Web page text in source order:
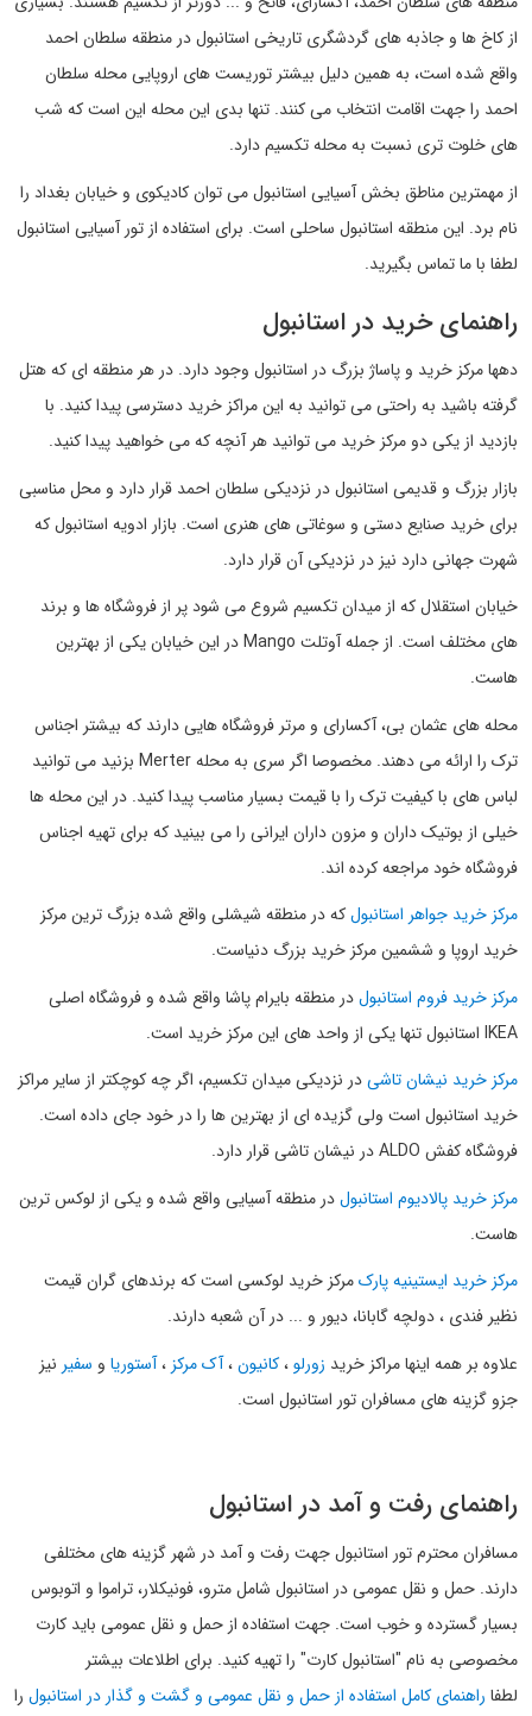
از کاخ ها و جاذبه های گردشگری تاریخی استانبول در منطقه سلطان احمد
واقع شده است، به همین دلیل بیشتر توریست های اروپایی محله سلطان
احمد را جهت اقامت انتخاب می کنند. تنها بدی این محله این است که شب
های خلوت تری نسبت به محله تکسیم دارد.
از مهمترین مناطق بخش آسیایی استانبول می توان کادیکوی و خیابان بغداد را
نام برد. این منطقه استانبول ساحلی است. برای استفاده از تور آسیایی استانبول
لطفا با ما تماس بگیرید.
راهنمای خرید در استانبول
دهها مرکز خرید و پاساژ بزرگ در استانبول وجود دارد. در هر منطقه ای که هتل
گرفته باشید به راحتی می توانید به این مراکز خرید دسترسی پیدا کنید. با
بازدید از یکی دو مرکز خرید می توانید هر آنچه که می خواهید پیدا کنید.
بازار بزرگ و قدیمی استانبول در نزدیکی سلطان احمد قرار دارد و محل مناسبی
برای خرید صنایع دستی و سوغاتی های هنری است. بازار ادویه استانبول که
شهرت جهانی دارد نیز در نزدیکی آن قرار دارد.
خیابان استقلال که از میدان تکسیم شروع می شود پر از فروشگاه ها و برند
های مختلف است. از جمله آوتلت Mango در این خیابان یکی از بهترین
هاست.
محله های عثمان بی، آکسارای و مرتر فروشگاه هایی دارند که بیشتر اجناس
ترک را ارائه می دهند. مخصوصا اگر سری به محله Merter بزنید می توانید
لباس های با کیفیت ترک را با قیمت بسیار مناسب پیدا کنید. در این محله ها
خیلی از بوتیک داران و مزون داران ایرانی را می بینید که برای تهیه اجناس
فروشگاه خود مراجعه کرده اند.
مرکز خرید جواهر استانبولکه در منطقه شیشلی واقع شده بزرگ ترین مرکز
خرید اروپا و ششمین مرکز خرید بزرگ دنیاست.
مرکز خرید فروم استانبولدر منطقه بایرام پاشا واقع شده و فروشگاه اصلی
IKEA استانبول تنها یکی از واحد های این مرکز خرید است.
مرکز خرید نیشان تاشیدر نزدیکی میدان تکسیم، اگر چه کوچکتر از سایر مراکز
خرید استانبول است ولی گزیده ای از بهترین ها را در خود جای داده است.
فروشگاه کفش ALDO در نیشان تاشی قرار دارد.
مرکز خرید پالادیوم استانبولدر منطقه آسیایی واقع شده و یکی از لوکس ترین
هاست.
مرکز خرید ایستینیه پارکمرکز خرید لوکسی است که برندهای گران قیمت
نظیر فندی ، دولچه گابانا، دیور و ... در آن شعبه دارند.
علاوه بر همه اینها مراکز خرید زورلو،کانیون،آک مرکز ،آستوریا و سفیر نیز
جزو گزینه های مسافران تور استانبول است.
راهنمای رفت و آمد در استانبول
مسافران محترم تور استانبول جهت رفت و آمد در شهر گزینه های مختلفی
دارند. حمل و نقل عمومی در استانبول شامل مترو، فونیکلار، تراموا و اتوبوس
بسیار گسترده و خوب است. جهت استفاده از حمل و نقل عمومی باید کارت
مخصوصی به نام "استانبول کارت" را تهیه کنید. برای اطلاعات بیشتر
لطفا راهنمای کامل استفاده از حمل و نقل عمومی و گشت و گذار در استانبول را